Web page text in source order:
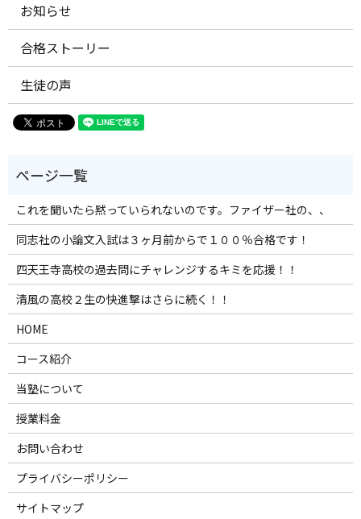
お知らせ
合格ストーリー
生徒の声
これを聞いたら黙っていられないのです。ファイザー社の、、
同志社の小論文入試は３ヶ月前からで１００％合格です！
四天王寺高校の過去問にチャレンジするキミを応援！！
清風の高校２生の快進撃はさらに続く！！
HOME
コース紹介
当塾について
授業料金
お問い合わせ
プライバシーポリシー
サイトマップ